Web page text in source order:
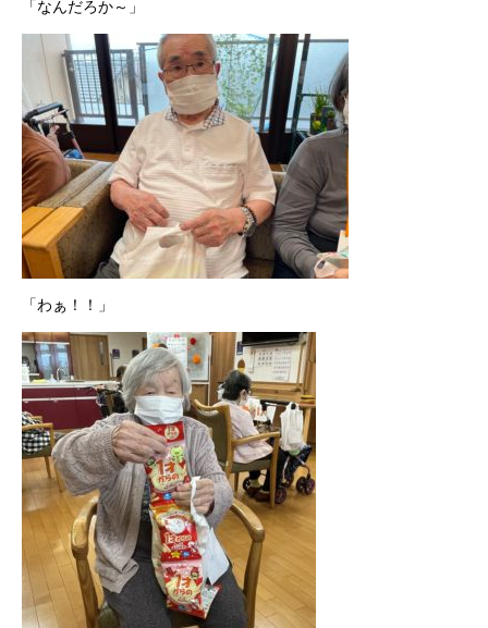
「なんだろか～」
「わぁ！！」